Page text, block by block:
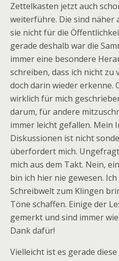
Zettelkasten jetzt auch
weiterführe. Die sind näher
sie nicht für die
gerade deshalb war die
immer eine besondere
schreiben, dass ich nicht zu
doch darin wieder erkenne.
wirklich für mich
darum, für andere
immer leicht gefallen. Mein
Diskussionen ist nicht
überfordert mich.
mich aus dem Takt. Nein,
bin ich hier nie gewesen.
Schreibwelt zum Klingen
Töne schaffen. Einige der
gemerkt und sind immer
Dank dafür!
Vielleicht ist es gerade